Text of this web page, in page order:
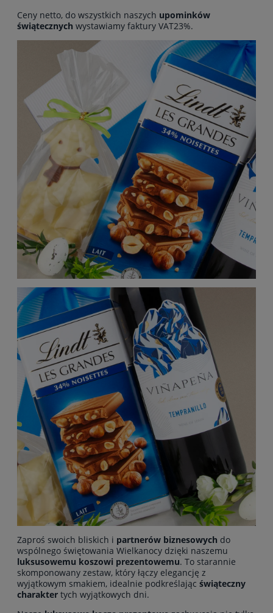
Ceny netto, do wszystkich naszych upominków
świątecznych wystawiamy faktury VAT23%.
Zaproś swoich bliskich i partnerów biznesowych do
wspólnego świętowania Wielkanocy dzięki naszemu
luksusowemu koszowi prezentowemu. To starannie
skomponowany zestaw, który łączy elegancję z
wyjątkowym smakiem, idealnie podkreślając świąteczny
charakter tych wyjątkowych dni.